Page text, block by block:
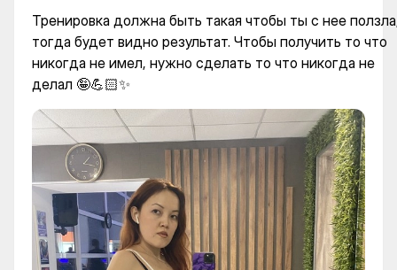
Тренировка должна быть такая чтобы ты с нее
тогда будет видно результат. Чтобы получить то что
никогда не имел, нужно сделать то что никогда не
делал 🤪💪🏻✨